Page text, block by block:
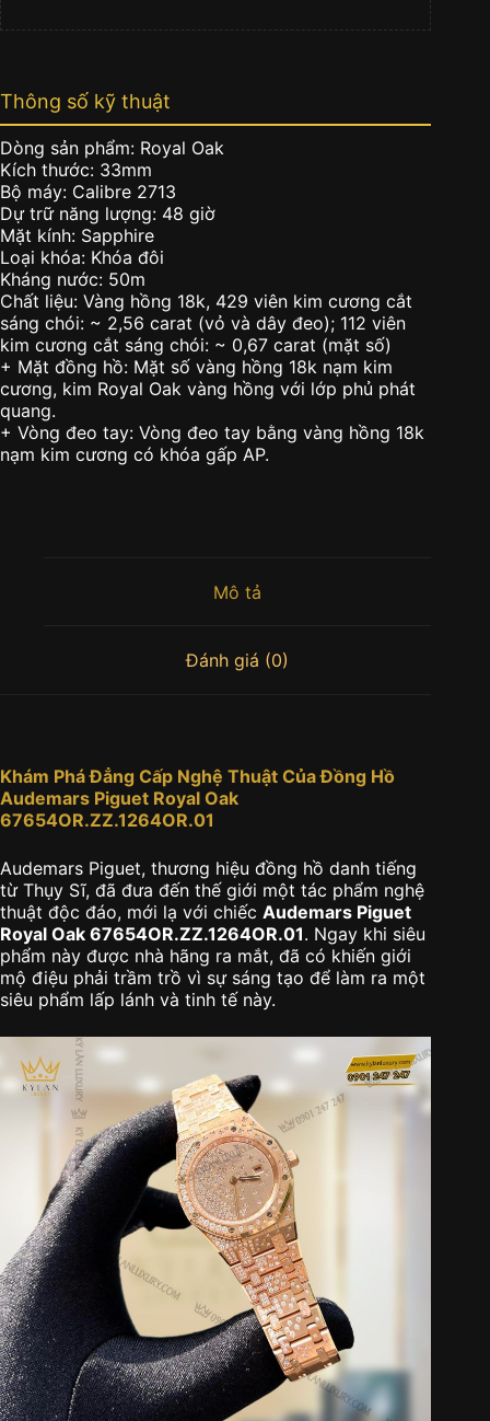
Thông số kỹ thuật
Dòng sản phẩm: Royal Oak
Kích thước: 33mm
Bộ máy: Calibre 2713
Dự trữ năng lượng: 48 giờ
Mặt kính: Sapphire
Loại khóa: Khóa đôi
Kháng nước: 50m
Chất liệu: Vàng hồng 18k, 429 viên kim cương cắt
sáng chói: ~ 2,56 carat (vỏ và dây đeo); 112 viên
kim cương cắt sáng chói: ~ 0,67 carat (mặt số)
+ Mặt đồng hồ: Mặt số vàng hồng 18k nạm kim
cương, kim Royal Oak vàng hồng với lớp phủ phát
quang.
+ Vòng đeo tay: Vòng đeo tay bằng vàng hồng 18k
nạm kim cương có khóa gấp AP.
Mô tả
Đánh giá (0)
Khám Phá Đẳng Cấp Nghệ Thuật CủaĐồng Hồ
Audemars Piguet Royal Oak
67654OR.ZZ.1264OR.01
Audemars Piguet, thương hiệu đồng hồ danh tiếng
từ Thụy Sĩ, đã đưa đến thế giới một tác phẩm nghệ
thuật độc đáo, mới lạ với chiếc Audemars Piguet
Royal Oak 67654OR.ZZ.1264OR.01. Ngay khi siêu
phẩm này được nhà hãng ra mắt, đã có khiến giới
mộ điệu phải trầm trồ vì sự sáng tạo để làm ra một
siêu phẩm lấp lánh và tinh tế này.